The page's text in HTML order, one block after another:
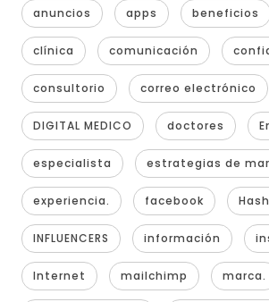
anuncios apps beneficios
clínica comunicación
consultorio correo electrónico
DIGITAL MEDICO doctores
especialista estrategias de
experiencia. facebook
INFLUENCERS información
Internet mailchimp marca.